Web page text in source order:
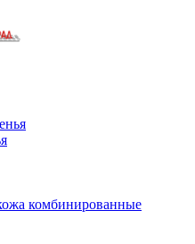
комбинированные